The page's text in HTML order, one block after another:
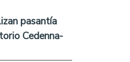
pasantía
Cedenna-